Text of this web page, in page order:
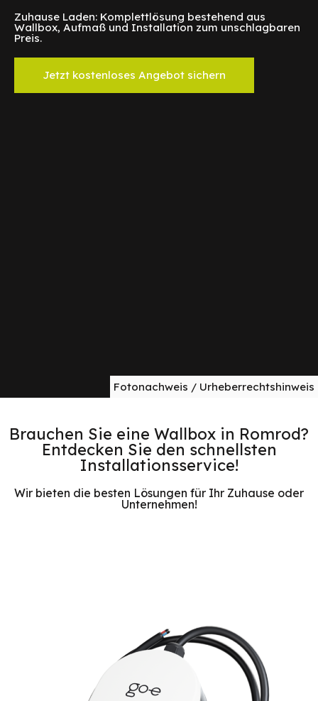
Zuhause Laden: Komplettlösung bestehend aus
Wallbox, Aufmaß und Installation zum unschlagbaren
Preis.
Jetzt kostenloses Angebot sichern
Fotonachweis / Urheberrechtshinweis
Brauchen Sie eine Wallbox in Romrod?
Entdecken Sie den schnellsten
Installationsservice!
Wir bieten die besten Lösungen für Ihr Zuhause oder
Unternehmen!